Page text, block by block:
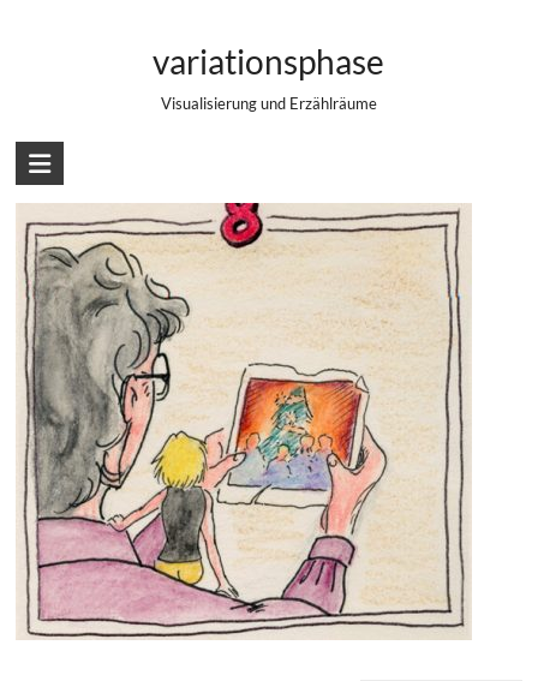
variationsphase
Visualisierung und Erzählräume
Eine kleine Weihnachtsgeschichte – Teil